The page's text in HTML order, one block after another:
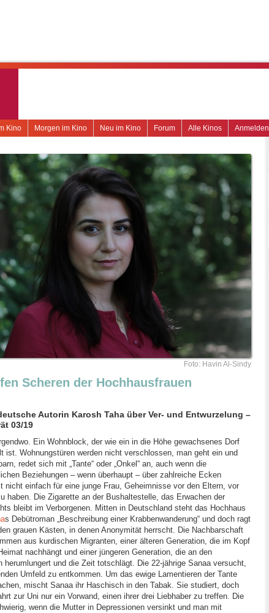
Anmelden
Alle Kinos
Forum
Neu im Kino
Morgen im Kino
Kino
Foto: Havin Al-Sindy
Scheren der Hochhausfrauen
Autorin Karosh Taha über Ver- und Entwurzelung –
03/19
Ein Wohnblock, der wie ein in die Höhe gewachsenes Dorf
ist. Wohnungstüren werden nicht verschlossen, man geht ein und
redet sich mit „Tante“ oder „Onkel“ an, auch wenn die
Beziehungen – wenn überhaupt – über zahlreiche Ecken
nicht einfach für eine junge Frau, Geheimnisse vor den Eltern, vor
haben. Die Zigarette an der Bushaltestelle, das Erwachen der
bleibt im Verborgenen. Mitten in Deutschland steht das Hochhaus
s Debütroman „Beschreibung einer Krabbenwanderung“ und doch ragt
grauen Kästen, in denen Anonymität herrscht. Die Nachbarschaft
aus kurdischen Migranten, einer älteren Generation, die im Kopf
nachhängt und einer jüngeren Generation, die an den
herumlungert und die Zeit totschlägt. Die 22-jährige Sanaa versucht,
Umfeld zu entkommen. Um das ewige Lamentieren der Tante
mischt Sanaa ihr Haschisch in den Tabak. Sie studiert, doch
zur Uni nur ein Vorwand, einen ihrer drei Liebhaber zu treffen. Die
wenn die Mutter in Depressionen versinkt und man mit